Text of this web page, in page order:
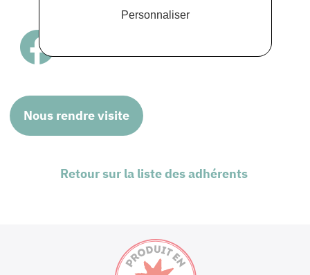
Nous rendre visite
Retour sur la liste des adhérents
Personnaliser